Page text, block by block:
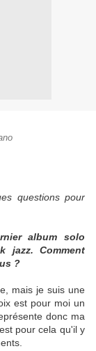
questions pour
album solo
jazz. Comment
?
mais je suis une
est pour moi un
donc ma
pour cela qu'il y